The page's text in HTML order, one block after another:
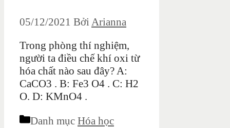
05/12/2021 BởiArianna
Trong phòng thí nghiệm,
người ta điều chế khí oxi từ
hóa chất nào sau đây? A:
CaCO3 . B: Fe3 O4 . C: H2
O. D: KMnO4 .
Danh mục Hóa học